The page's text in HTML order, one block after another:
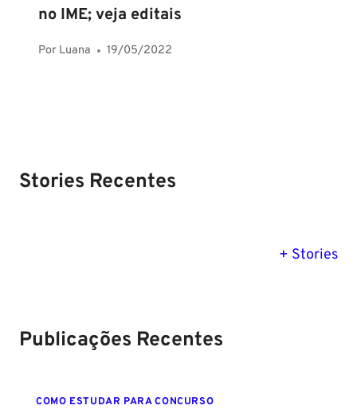
no IME; veja editais
Por Luana 19/05/2022
Stories Recentes
+ Stories
MG:
Publicações Recentes
COMO ESTUDAR PARA CONCURSO